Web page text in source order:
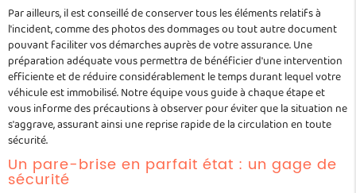
Par ailleurs, il est conseillé de conserver tous les éléments relatifs à
l'incident, comme des photos des dommages ou tout autre document
pouvant faciliter vos démarches auprès de votre assurance. Une
préparation adéquate vous permettra de bénéficier d'une intervention
efficiente et de réduire considérablement le temps durant lequel votre
véhicule est immobilisé. Notre équipe vous guide à chaque étape et
vous informe des précautions à observer pour éviter que la situation ne
s'aggrave, assurant ainsi une reprise rapide de la circulation en toute
sécurité.
Un pare-brise en parfait état : un gage de
sécurité